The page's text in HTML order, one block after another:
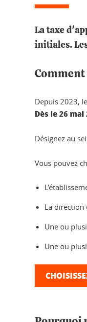
La taxe
initiales.
Comment
Depuis 2023,
Dès le 26 mai
Désignez au
Vous pouvez
La direction
Une ou
Une ou